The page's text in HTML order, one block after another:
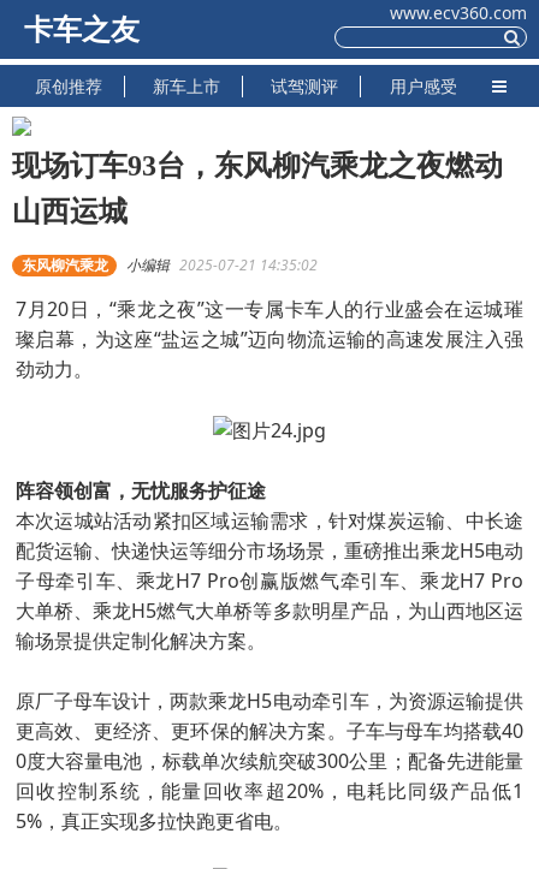
卡车之友
www.ecv360.com
原创推荐 新车上市 试驾测评 用户感受
现场订车93台，东风柳汽乘龙之夜燃动
山西运城
东风柳汽乘龙 小编辑 2025-07-21 14:35:02
7月20日，“乘龙之夜”这一专属卡车人的行业盛会在运城璀
璨启幕，为这座“盐运之城”迈向物流运输的高速发展注入强
劲动力。
阵容领创富，无忧服务护征途
本次运城站活动紧扣区域运输需求，针对煤炭运输、中长途
配货运输、快递快运等细分市场场景，重磅推出乘龙H5电动
子母牵引车、乘龙H7 Pro创赢版燃气牵引车、乘龙H7 Pro
大单桥、乘龙H5燃气大单桥等多款明星产品，为山西地区运
输场景提供定制化解决方案。
原厂子母车设计，两款乘龙H5电动牵引车，为资源运输提供
更高效、更经济、更环保的解决方案。子车与母车均搭载40
0度大容量电池，标载单次续航突破300公里；配备先进能量
回收控制系统，能量回收率超20%，电耗比同级产品低1
5%，真正实现多拉快跑更省电。